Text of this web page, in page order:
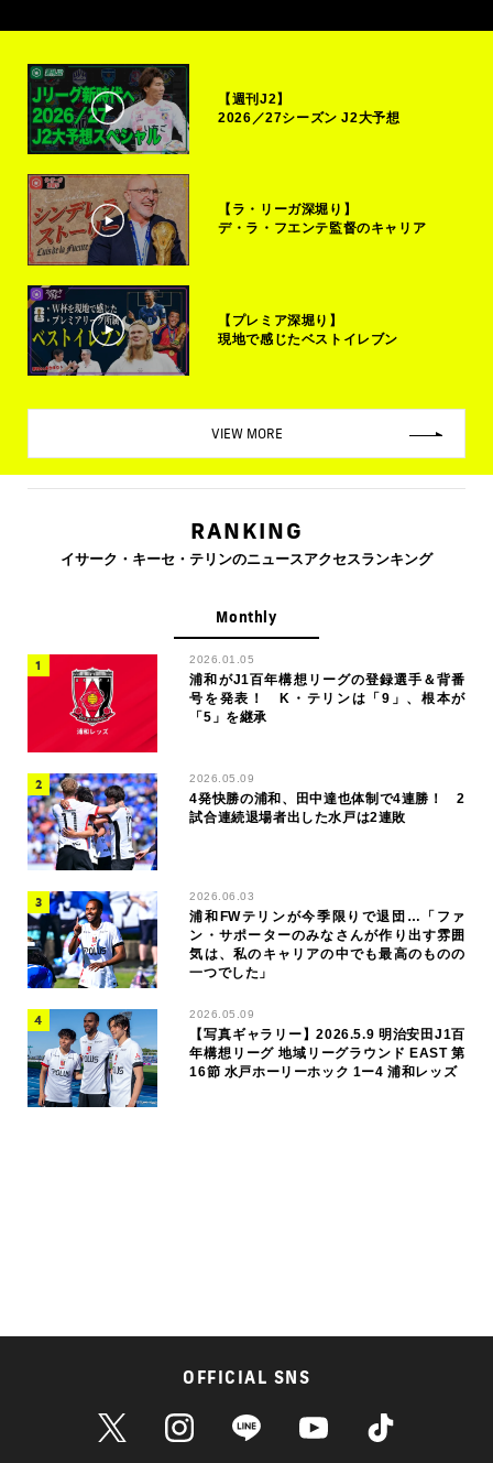
【週刊J2】
2026／27シーズン J2大予想
【ラ・リーガ深堀り】
デ・ラ・フエンテ監督のキャリア
【プレミア深堀り】
現地で感じたベストイレブン
VIEW MORE
RANKING
イサーク・キーセ・テリンのニュースアクセスランキング
Monthly
2026.01.05
浦和がJ1百年構想リーグの登録選手＆背番
号を発表！ K・テリンは「9」、根本が
「5」を継承
2026.05.09
4発快勝の浦和、田中達也体制で4連勝！ 2
試合連続退場者出した水戸は2連敗
2026.06.03
浦和FWテリンが今季限りで退団…「ファ
ン・サポーターのみなさんが作り出す雰囲
気は、私のキャリアの中でも最高のものの
一つでした」
2026.05.09
【写真ギャラリー】2026.5.9 明治安田J1百
年構想リーグ 地域リーグラウンド EAST 第
16節 水戸ホーリーホック 1ー4 浦和レッズ
OFFICIAL SNS